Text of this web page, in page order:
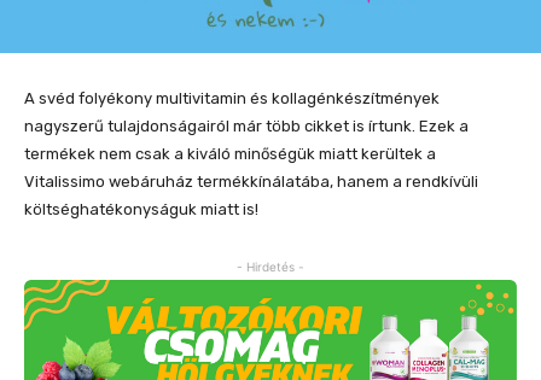
A svéd folyékony multivitamin és kollagénkészítmények
nagyszerű tulajdonságairól már több cikket is írtunk. Ezek a
termékek nem csak a kiváló minőségük miatt kerültek a
Vitalissimo webáruház termékkínálatába, hanem a rendkívüli
költséghatékonyságuk miatt is!
- Hirdetés -